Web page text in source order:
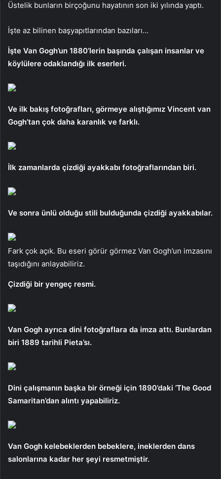
Üstelik bunların birçoğunu hayatının son iki yılında yaptı.
İşte az bilinen başyapıtlarından bazıları…
İşte Van Gogh’un 1880’lerin başında çalışan insanlar ve
köylülere odaklandığı ilk eserleri.
Ve ilk bakış fotoğrafları, görmeye alıştığımız Vincent van
Gogh’tan çok daha karanlık ve farklı.
İlk zamanlarda çizdiği ayakkabı fotoğraflarından biri.
Ve sonra ünlü olduğu stili bulduğunda çizdiği ayakkabılar.
Fark çok açık. Bu eseri görür görmez Van Gogh’un imzasını
taşıdığını anlayabiliriz.
Çizdiği bir yengeç resmi.
Van Gogh ayrıca dini fotoğraflara da imza attı. Bunlardan
biri 1889 tarihli Pieta’sı.
Dini çalışmanın başka bir örneği için 1890’daki ‘The Good
Samaritan’dan alıntı yapabiliriz.
Van Gogh kelebeklerden bebeklere, ineklerden dans
salonlarına kadar her şeyi resmetmiştir.